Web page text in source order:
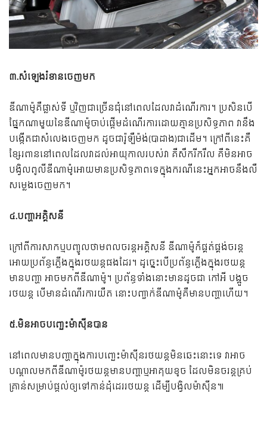
៣.សំឡេងរំខានចេញមក
ឌីណាម៉ូគឺផ្លាស់ទី ឬវិញជាច្រើនជុំនៅពេលដែលវាដំណើរការ។ ប្រសិនបើ
ផ្នែកណាមួយនៃឌីណាម៉ូចាប់ផ្តើមដំណើរការដោយគ្មានប្រសិទ្ធភាព វានឹង
បង្កើតជាសំលេងចេញមក ដូចជារ៉ូឡឺម៉ង់(បាដាង)ជាដើម។ ក្រៅពីនេះគឺ
ខ្សែរពាននៅពេលដែលវាដល់អាយុកាលរបស់វា គឺសឹករីករឹល គឺមិនអាច
បង្វិលពូលីឌីណាម៉ូអោយមានប្រសិទ្ធភាពទេក្នុងករណីនេះអ្នកអាចនឹងលឺ
សម្លេងចេញមក។
៤.បញ្ហាអគ្គិសនី
ក្រៅពីការសាកឬបញ្ចូលថាមពលចរន្តអគ្គិសនី ឌីណាម៉ូក៏ផ្គត់ផ្គង់ចរន្ត
អោយប្រព័ន្ធភ្លើងក្នុងរថយន្តផងដែរ។ ដូច្នេះបើប្រព័ន្ធភ្លើងក្នុងរថយន្ត
មានបញ្ហា អាចមកពីឌីណាម៉ូ។ ប្រព័ន្ធទាំងនោះមានដូចជា កៅអី បង្អួច
រថយន្ត បើមានដំណើរការយឺត នោះបញ្ជាក់ឌីណាម៉ូគឺមានបញ្ហាហើយ។
៥.មិនអាចបញ្ឆេះម៉ាស៊ីនបាន
នៅពេលមានបញ្ហាក្នុងការបញ្ឆេះម៉ាស៊ីនរថយន្តមិនឆេះនោះទេ វាអាច
បណ្តាលមកពីឌីណាម៉ូរថយន្តមានបញ្ហាឬអាគុយខូច ដែលមិនចរន្តគ្រប់
គ្រាន់សម្រាប់ផ្តល់ឲ្យទៅកាន់ដុំដេររថយន្ត ដើម្បីបង្វិលម៉ាស៊ីន៕